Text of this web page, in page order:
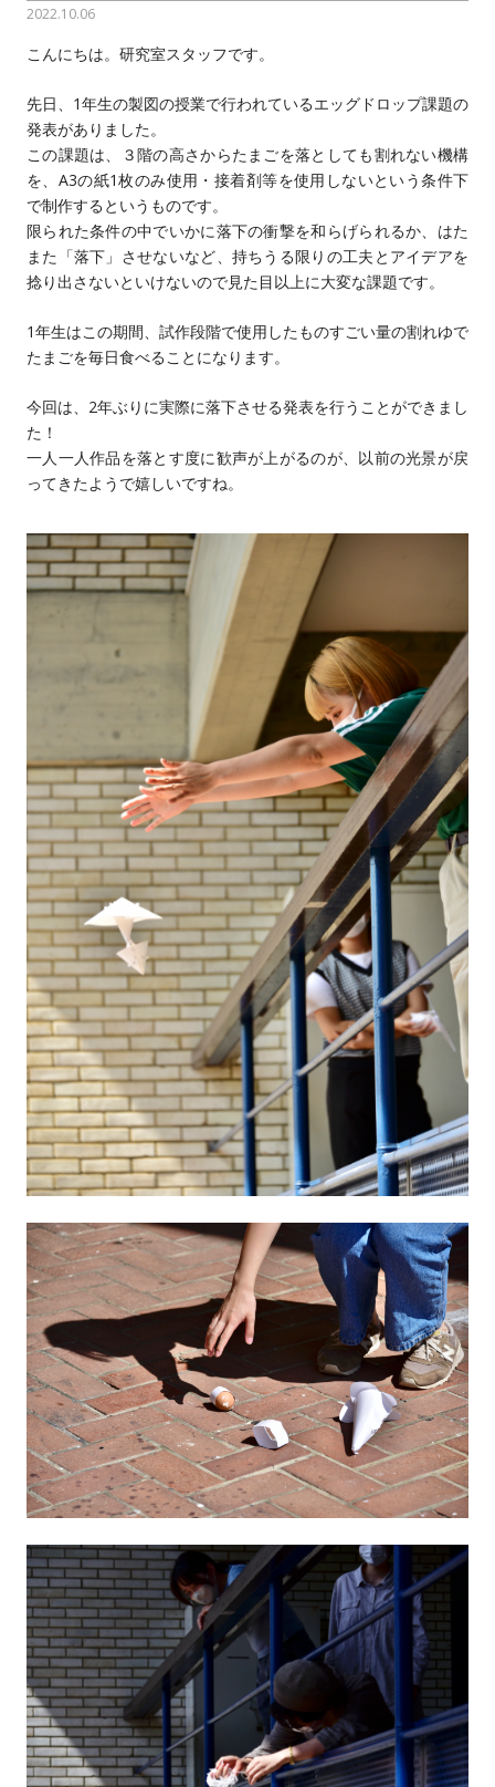
2022.10.06
こんにちは。研究室スタッフです。
先日、1年生の製図の授業で行われているエッグドロップ課題の
発表がありました。
この課題は、３階の高さからたまごを落としても割れない機構
を、A3の紙1枚のみ使用・接着剤等を使用しないという条件下
で制作するというものです。
限られた条件の中でいかに落下の衝撃を和らげられるか、はた
また「落下」させないなど、持ちうる限りの工夫とアイデアを
捻り出さないといけないので見た目以上に大変な課題です。
1年生はこの期間、試作段階で使用したものすごい量の割れゆで
たまごを毎日食べることになります。
今回は、2年ぶりに実際に落下させる発表を行うことができまし
た！
一人一人作品を落とす度に歓声が上がるのが、以前の光景が戻
ってきたようで嬉しいですね。